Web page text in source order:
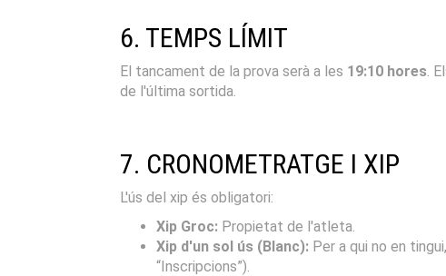
6. TEMPS LÍMIT
El tancament de la prova serà a les 19:10 hores .
de l'última sortida.
7. CRONOMETRATGE I XIP
L'ús del xip és obligatori:
Xip Groc: Propietat de l'atleta.
Xip d'un sol ús (Blanc): Per a qui no en
“Inscripcions”).